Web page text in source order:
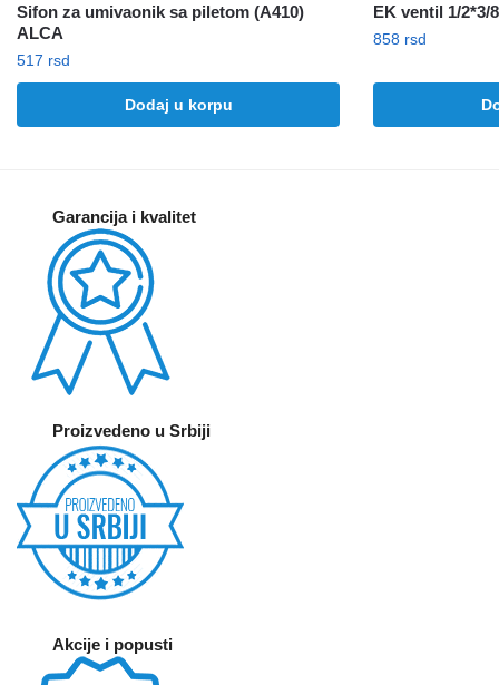
Sifon za umivaonik sa piletom (A410)
ALCA
517 rsd
Dodaj u korpu
EK ventil 1/2*3/
858 rsd
Garancija i kvalitet
Proizvedeno u Srbiji
Akcije i popusti